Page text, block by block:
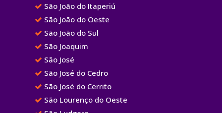
São João do Itaperiú
São João do Oeste
São João do Sul
São Joaquim
São José
São José do Cedro
São José do Cerrito
São Lourenço do Oeste